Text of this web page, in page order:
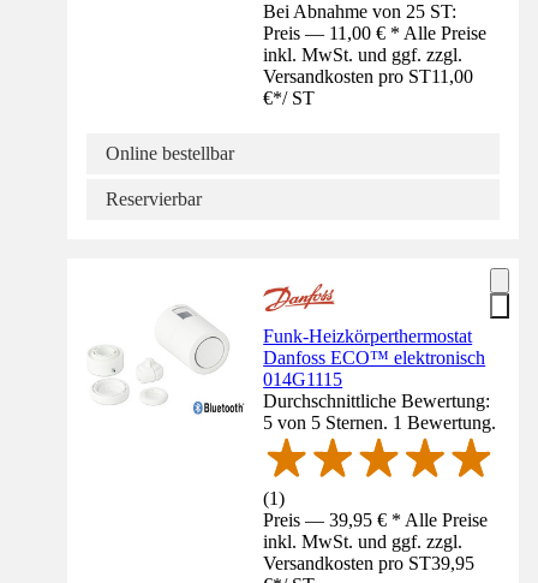
Bei Abnahme von 25 ST:
Preis — 11,00 € * Alle Preise
inkl. MwSt. und ggf. zzgl.
Versandkosten pro ST11,00
€*/ ST
Online bestellbar
Reservierbar
Funk-Heizkörperthermostat
Danfoss ECO™ elektronisch
014G1115
Durchschnittliche Bewertung:
5 von 5 Sternen. 1 Bewertung.
(1)
Preis — 39,95 € * Alle Preise
inkl. MwSt. und ggf. zzgl.
Versandkosten pro ST39,95